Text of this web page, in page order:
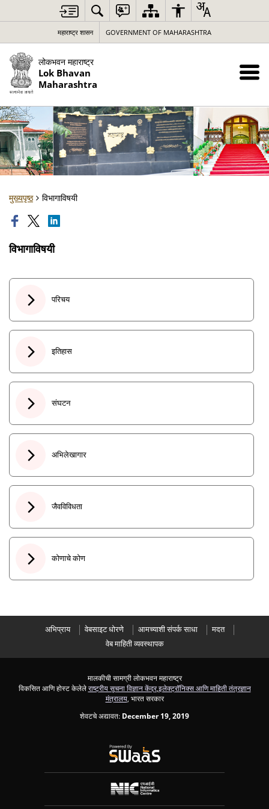
महाराष्ट्र शासन GOVERNMENT OF MAHARASHTRA
लोकभवन महाराष्ट्र
Lok Bhavan
Maharashtra
मुख्यपृष्ठ विभागाविषयी
विभागाविषयी
परिचय
इतिहास
संघटन
अभिलेखागार
जैवविविधता
कोणाचे कोण
अभिप्राय वेबसाइट धोरणे आमच्याशी संपर्क साधा
मदत
वेब माहिती व्यवस्थापक
मालकीची सामग्री लोकभवन महाराष्ट्र
विकसित आणि होस्ट केलेलेराष्ट्रीय सूचना विज्ञान केंद्र,इलेक्ट्रॉनिक्स आणि माहिती तंत्रज्ञान
मंत्रालय, भारत सरकार
शेवटचे अद्यावत: December 19, 2019